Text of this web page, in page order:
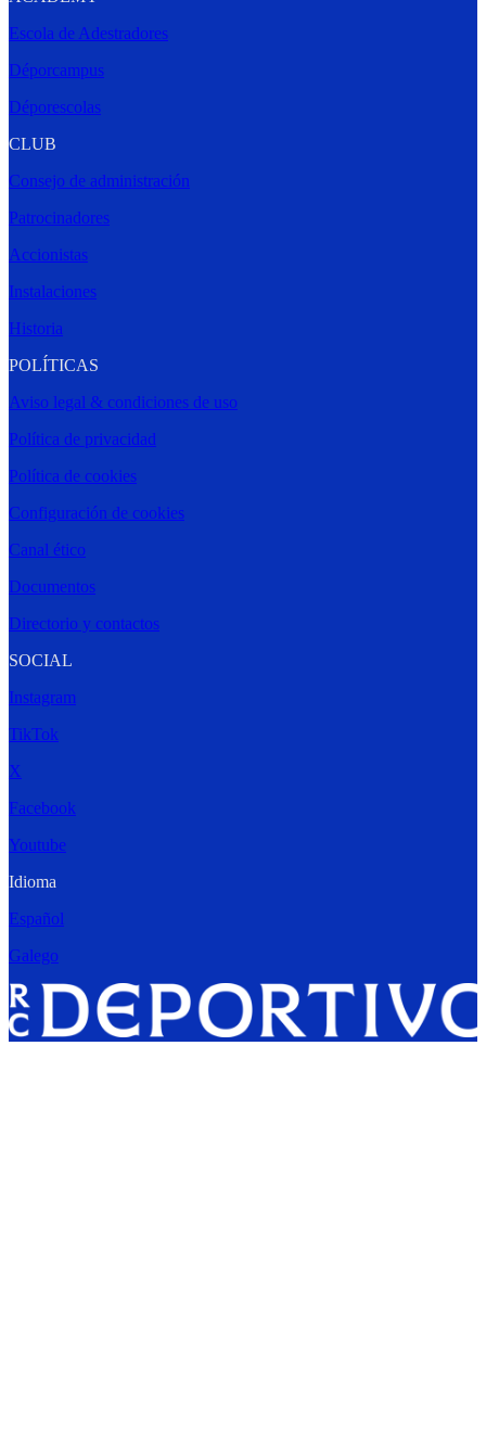
Escola de Adestradores
Déporcampus
Déporescolas
CLUB
Consejo de administración
Patrocinadores
Accionistas
Instalaciones
Historia
POLÍTICAS
Aviso legal & condiciones de uso
Política de privacidad
Política de cookies
Configuración de cookies
Canal ético
Documentos
Directorio y contactos
SOCIAL
Instagram
TikTok
X
Facebook
Youtube
Idioma
Español
Galego